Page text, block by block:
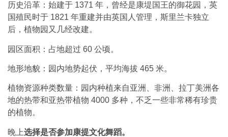
历史沿革：始建于 1371 年，曾经是康堤国王的御花园，英
国殖民时于 1821 年重建并由英国人管理，斯里兰卡独立
后，植物园又几经改建。
园区面积：占地超过 60 公顷。
地形地貌：园内地势起伏，平均海拔 465 米。
植物资源种类数量：园内种植来自亚洲、非洲、拉丁美洲各
地的热带和亚热带植物 4000 多种，不乏一些非常稀有珍贵
的植物。
晚上选择是否参加康提文化舞蹈。